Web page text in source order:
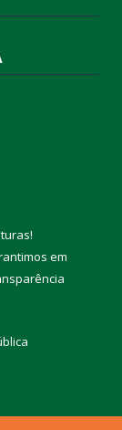
!
em